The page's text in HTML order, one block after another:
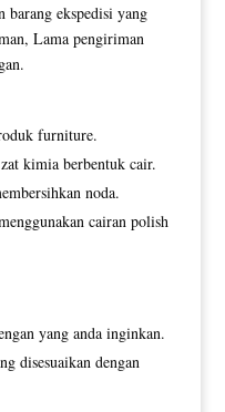
barang ekspedisi yang
Lama pengiriman
furniture.
kimia berbentuk cair.
noda.
cairan polish
yang anda inginkan.
disesuaikan dengan